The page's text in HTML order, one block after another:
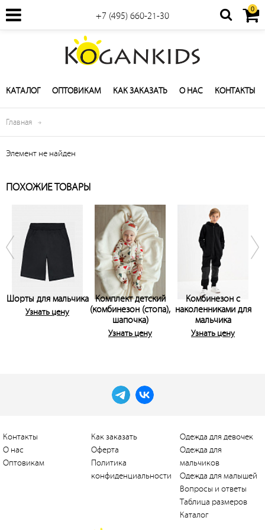
+7 (495) 660-21-30
0
КАТАЛОГ ОПТОВИКАМ КАК ЗАКАЗАТЬ О НАС КОНТАКТЫ
Главная
Элемент не найден
ПОХОЖИЕ ТОВАРЫ
Шорты для мальчика
Узнать цену
Комплект детский
(комбинезон (стопа),
шапочка)
Узнать цену
Комбинезон с
наколенниками для
мальчика
Узнать цену
Контакты
О нас
Оптовикам
Как заказать
Оферта
Политика
конфиденциальности
Одежда для девочек
Одежда для
мальчиков
Одежда для малышей
Вопросы и ответы
Таблица размеров
Каталог